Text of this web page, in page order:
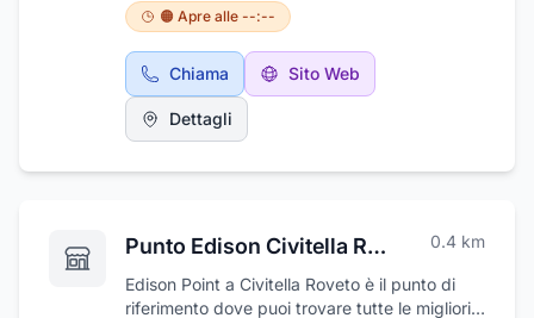
chiavi in mano per Impianti Fotovoltaici ,
Pompe di Calore , sostituzione Caldaie ,
impianti di Climatizzazione e le migliori Offerte
per Luce E gas . I Nostri consulenti ti potranno
aiutarti in tutte le fasi , dalla consulenza fino al
disbrigo di tutte le pratiche per sfruttare i
🟠 Apre alle --:--
Chiama Sito Web
Dettagli
Punto Edison Civitella Roveto 0.4 km
Edison Point a Civitella Roveto è il punto di
riferimento dove puoi trovare tutte le migliori